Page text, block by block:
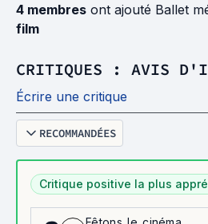
4 membres ont ajouté Ballet
film
CRITIQUES : AVIS
Écrire une critique
RECOMMANDÉES
Critique positive la plus